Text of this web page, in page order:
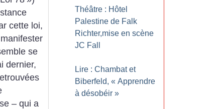
cette loi,
se
dernier,
– qui a
Théâtre : Hôtel
Palestine de Falk
Richter,mise en scène
JC Fall
Lire : Chambat et
Biberfeld, « Apprendre
à désobéir »